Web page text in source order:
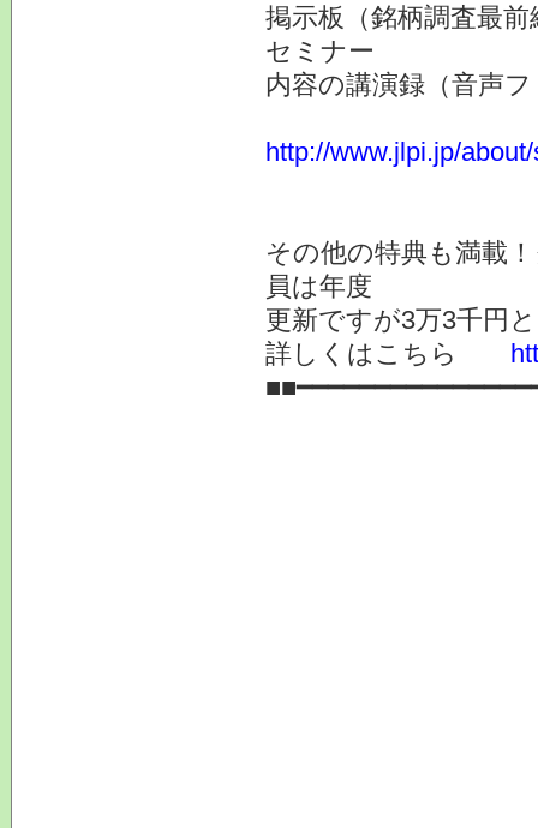
掲示板（銘柄調査最
セミナー
内容の講演録（音声
http://www.jlpi.jp/
その他の特典も満載
員は年度
更新ですが3万3千円
詳しくはこちら